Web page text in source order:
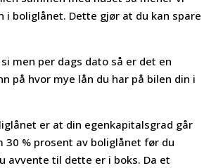
boliglånet. Dette gjør at du kan spare
men per dags dato så er det en
på hvor mye lån du har på bilen din i
er at din egenkapitalsgrad går
% prosent av boliglånet før du
avvente til dette er i boks. Da et